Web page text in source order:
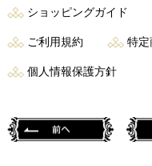
ショッピングガイド
ご利用規約 特定
個人情報保護方針